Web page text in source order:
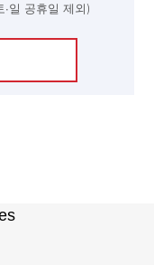
일 공휴일 제외)